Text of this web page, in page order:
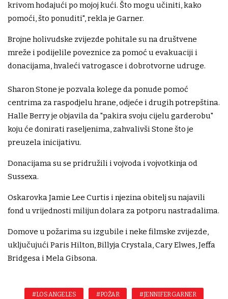
krivom hodajući po mojoj kući. Što mogu učiniti, kako
pomoći, što ponuditi", rekla je Garner.
Brojne holivudske zvijezde pohitale su na društvene
mreže i podijelile poveznice za pomoć u evakuaciji i
donacijama, hvaleći vatrogasce i dobrotvorne udruge.
Sharon Stone je pozvala kolege da ponude pomoć
centrima za raspodjelu hrane, odjeće i drugih potrepština.
Halle Berry je objavila da "pakira svoju cijelu garderobu"
koju će donirati raseljenima, zahvalivši Stone što je
preuzela inicijativu.
Donacijama su se pridružili i vojvoda i vojvotkinja od
Sussexa.
Oskarovka Jamie Lee Curtis i njezina obitelj su najavili
fond u vrijednosti milijun dolara za potporu nastradalima.
Domove u požarima su izgubile i neke filmske zvijezde,
uključujući Paris Hilton, Billyja Crystala, Cary Elwes, Jeffa
Bridgesa i Mela Gibsona.
#LOS ANGELES #POŽAR #JENNIFER GARNER